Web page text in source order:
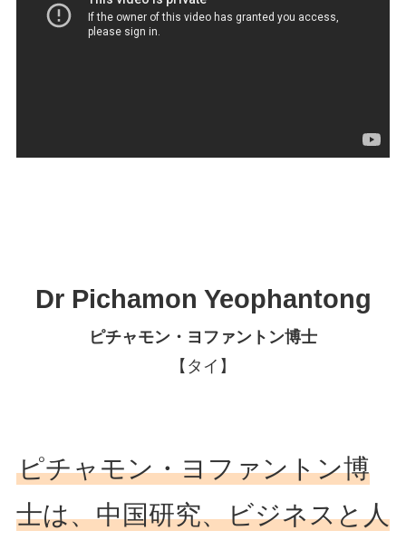
Dr Pichamon Yeophantong
ピチャモン・ヨファントン博士
【タイ】
ピチャモン・ヨファントン博
士は、中国研究、ビジネスと人